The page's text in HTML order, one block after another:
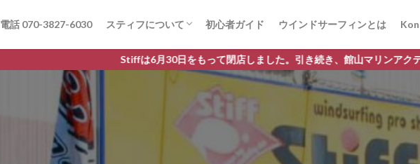
電話 070-3827-6030 スティフについて
ウインドサーフィン体験までを動画で見る
取り扱いブランド
初心者ガイド ウインドサーフィンとは
Stiffは6月30日をもって閉店しました。引き続き、館山マリンアクティビティセ